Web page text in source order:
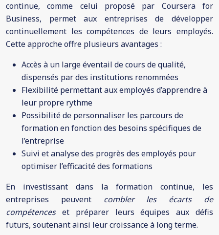
continue, comme celui proposé par Coursera for
Business, permet aux entreprises de développer
continuellement les compétences de leurs employés.
Cette approche offre plusieurs avantages :
Accès à un large éventail de cours de qualité,
dispensés par des institutions renommées
Flexibilité permettant aux employés d’apprendre à
leur propre rythme
Possibilité de personnaliser les parcours de
formation en fonction des besoins spécifiques de
l’entreprise
Suivi et analyse des progrès des employés pour
optimiser l’efficacité des formations
En investissant dans la formation continue, les
entreprises peuvent combler les écarts de
compétenceset préparer leurs équipes aux défis
futurs, soutenant ainsi leur croissance à long terme.